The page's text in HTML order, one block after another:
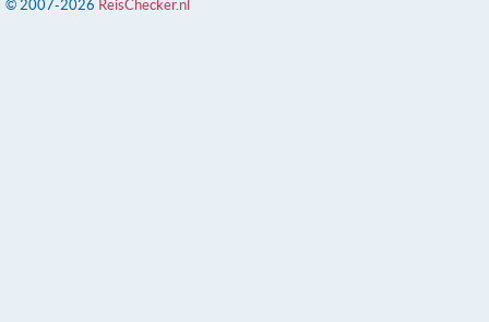
© 2007-2026 ReisChecker.nl